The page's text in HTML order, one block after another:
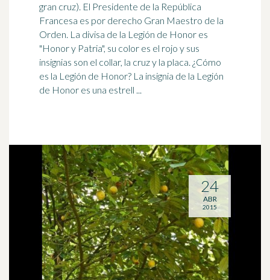
gran cruz). El Presidente de la República
Francesa es por derecho Gran Maestro de la
Orden. La divisa de la Legión de Honor es
"Honor y Patria", su color es el rojo y sus
insignias son el collar, la cruz y la placa. ¿Cómo
es la Legión de Honor? La insignia de la Legión
de Honor es una estrell ...
24
ABR
2015